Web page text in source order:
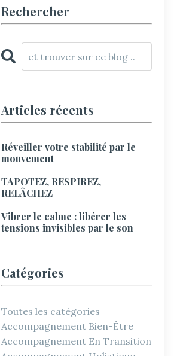
Rechercher
Articles récents
Réveiller votre stabilité par le
mouvement
TAPOTEZ, RESPIREZ,
RELÂCHEZ
Vibrer le calme : libérer les
tensions invisibles par le son
Catégories
Toutes les catégories
Accompagnement Bien-Être
Accompagnement En Transition